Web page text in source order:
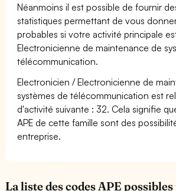
Néanmoins il est possible de fournir
statistiques permettant de vous
probables si votre activité principale
Electronicienne de maintenance de
télécommunication.
Electronicien / Electronicienne de
systèmes de télécommunication est
d'activité suivante : 32. Cela signifie
APE de cette famille sont des
entreprise.
La liste des codes APE